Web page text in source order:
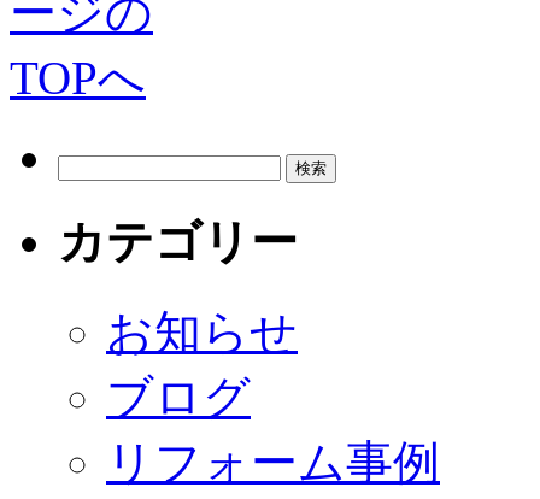
カテゴリー
お知らせ
ブログ
リフォーム事例